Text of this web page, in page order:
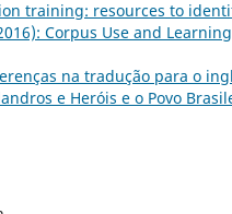
training: resources to
Corpus Use and
na tradução para o
e Heróis e o Povo